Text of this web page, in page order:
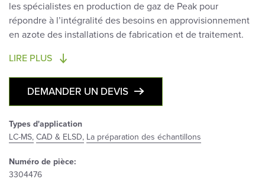
Types d'application
LC-MS, CAD & ELSD, La préparation des échantillons
Numéro de pièce:
3304476
les spécialistes en production de gaz de Peak pour
répondre à l’intégralité des besoins en approvisionnement
en azote des installations de fabrication et de traitement.
LIRE PLUS
DEMANDER UN DEVIS